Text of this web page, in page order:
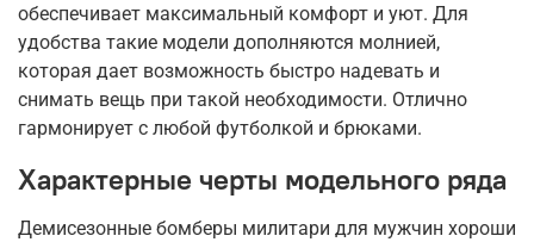
обеспечивает максимальный комфорт и уют. Для
удобства такие модели дополняются молнией,
которая дает возможность быстро надевать и
снимать вещь при такой необходимости. Отлично
гармонирует с любой футболкой и брюками.
Характерные черты модельного ряда
Демисезонные бомберы милитари для мужчин хороши